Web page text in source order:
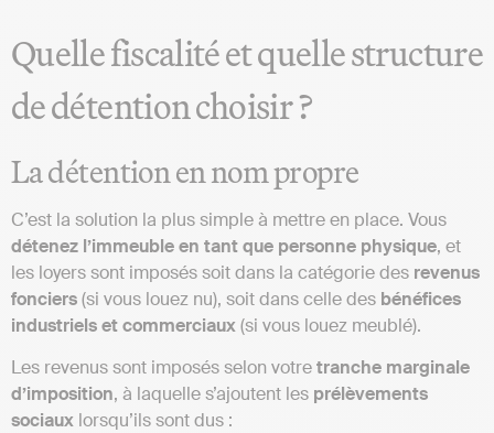
Quelle fiscalité et quelle structure
de détention choisir ?
La détention en nom propre
C’est la solution la plus simple à mettre en place. Vous
détenez l’immeuble en tant que personne physique, et
les loyers sont imposés soit dans la catégorie des revenus
fonciers(si vous louez nu), soit dans celle des bénéfices
industriels et commerciaux(si vous louez meublé).
Les revenus sont imposés selon votretranche marginale
d’imposition, à laquelle s’ajoutent les prélèvements
sociaux lorsqu’ils sont dus :